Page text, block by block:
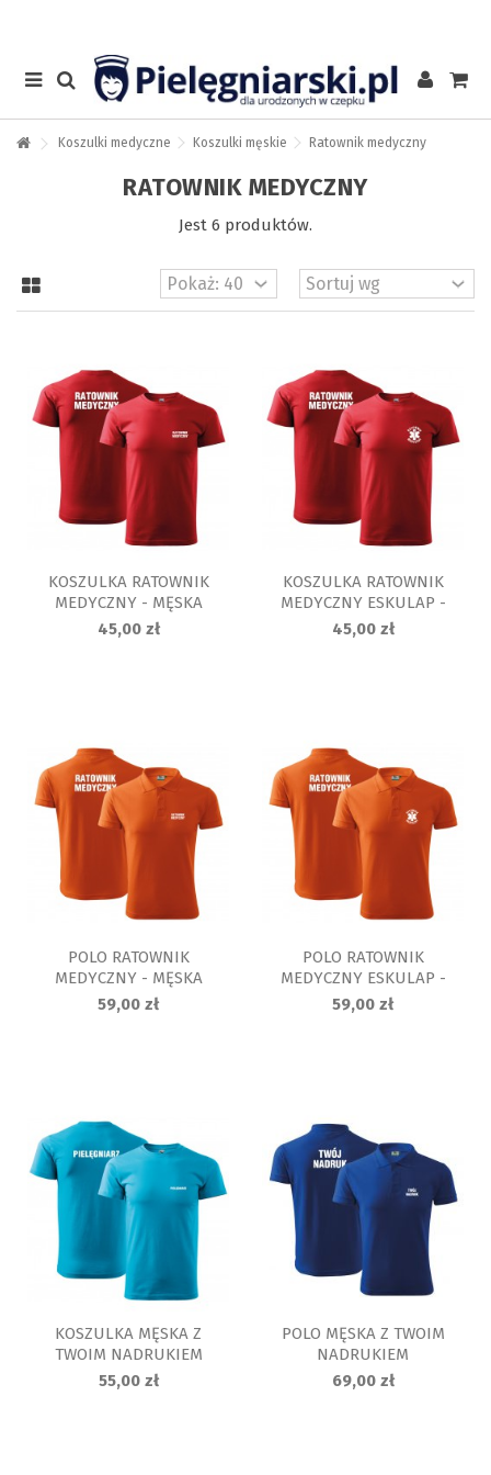
Koszulki medyczne Koszulki męskie Ratownik medyczny
RATOWNIK MEDYCZNY
Jest 6 produktów.
KOSZULKA RATOWNIK
MEDYCZNY - MĘSKA
45,00 zł
KOSZULKA RATOWNIK
MEDYCZNY ESKULAP -
MĘSKA
45,00 zł
POLO RATOWNIK
MEDYCZNY - MĘSKA
59,00 zł
POLO RATOWNIK
MEDYCZNY ESKULAP -
MĘSKA
59,00 zł
KOSZULKA MĘSKA Z
TWOIM NADRUKIEM
55,00 zł
POLO MĘSKA Z TWOIM
NADRUKIEM
69,00 zł